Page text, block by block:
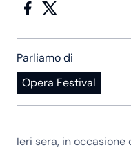
Parliamo di
Opera Festival
Ieri sera, in